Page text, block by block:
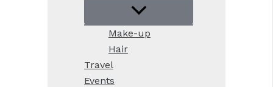
Make-up
Hair
Travel
Events